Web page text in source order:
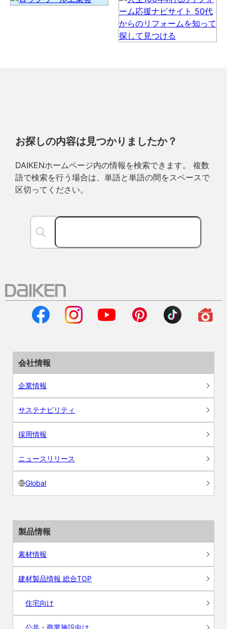
お探しの内容は見つかりましたか？
DAIKENホームページ内の情報を検索できます。 複数
語で検索を行う場合は、単語と単語の間をスペースで
区切ってください。
会社情報
企業情報
サステナビリティ
採用情報
ニュースリリース
Global
製品情報
素材情報
建材製品情報 総合TOP
住宅向け
公共・商業施設向け